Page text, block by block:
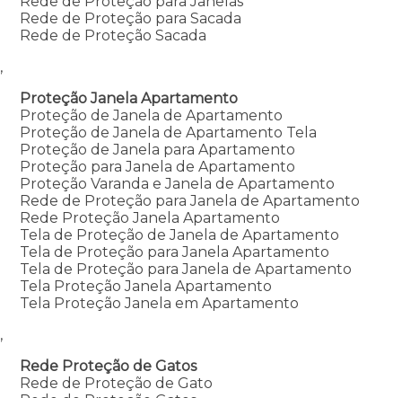
Rede de Proteção para Sacada
Rede de Proteção Sacada
,
Proteção Janela Apartamento
Proteção de Janela de Apartamento
Proteção de Janela de Apartamento Tela
Proteção de Janela para Apartamento
Proteção para Janela de Apartamento
Proteção Varanda e Janela de Apartamento
Rede de Proteção para Janela de Apartamento
Rede Proteção Janela Apartamento
Tela de Proteção de Janela de Apartamento
Tela de Proteção para Janela Apartamento
Tela de Proteção para Janela de Apartamento
Tela Proteção Janela Apartamento
Tela Proteção Janela em Apartamento
,
Rede Proteção de Gatos
Rede de Proteção de Gato